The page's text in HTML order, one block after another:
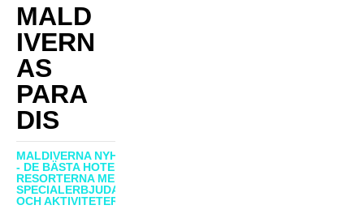
MALD
IVERN
AS
PARA
DIS
MALDIVERNA NYHETER
- DE BÄSTA HOTELLEN,
RESORTERNA MED
SPECIALERBJUDANDEN
OCH AKTIVITETER